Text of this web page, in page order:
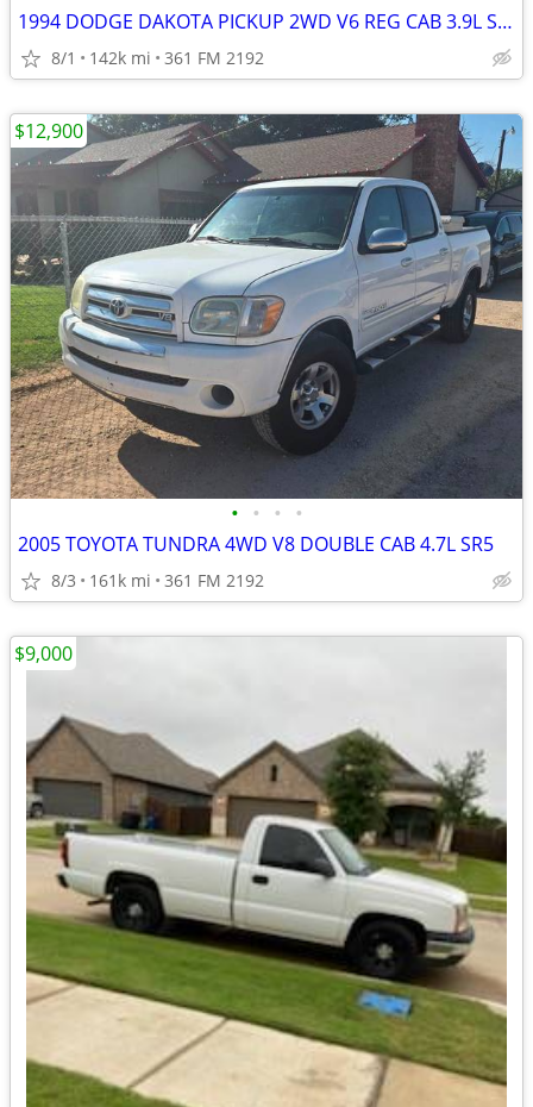
1994 DODGE DAKOTA PICKUP 2WD V6 REG CAB 3.9L SPORT
8/1 142k mi 361 FM 2192
• • • •
2005 TOYOTA TUNDRA 4WD V8 DOUBLE CAB 4.7L SR5
8/3 161k mi 361 FM 2192
$12,900
$9,000